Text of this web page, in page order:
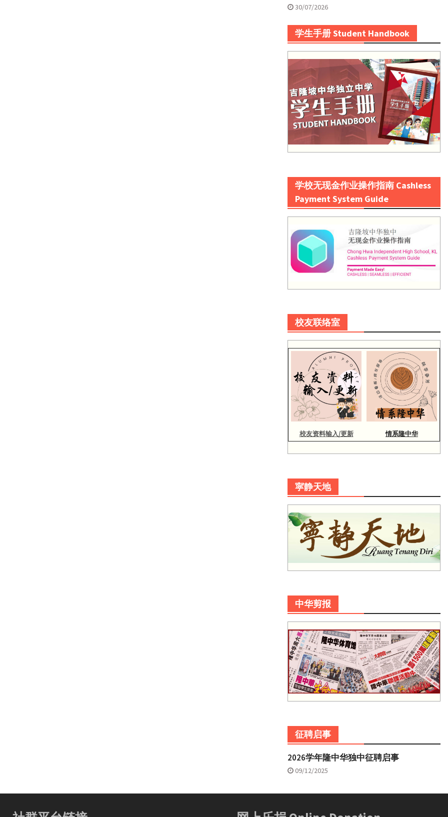
30/07/2026
学生手册 Student Handbook
学校无现金作业操作指南 Cashless
Payment System Guide
校友联络室
校友资料输入/更新 情系隆中华
寜静天地
中华剪报
征聘启事
2026学年隆中华独中征聘启事
09/12/2025